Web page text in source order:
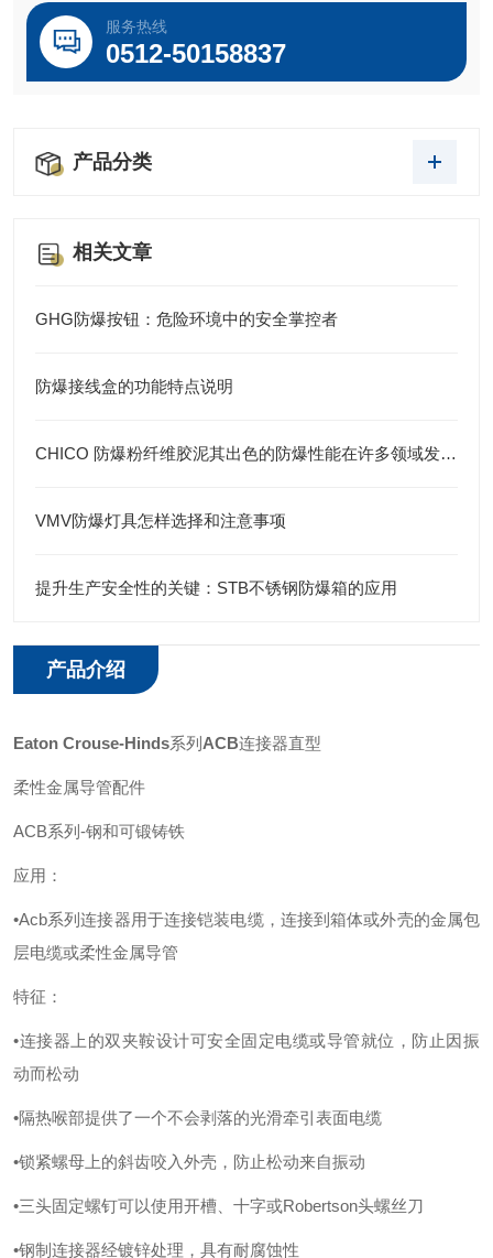
服务热线
0512-50158837
产品分类
相关文章
GHG防爆按钮：危险环境中的安全掌控者
防爆接线盒的功能特点说明
CHICO 防爆粉纤维胶泥其出色的防爆性能在许多领域发挥着重要的作用
VMV防爆灯具怎样选择和注意事项
提升生产安全性的关键：STB不锈钢防爆箱的应用
产品介绍
Eaton Crouse-Hinds系列 ACB连接器直型
柔性金属导管配件
ACB系列-钢和可锻铸铁
应用：
•Acb系列连接器用于连接铠装电缆，连接到箱体或外壳的金属包
层电缆或柔性金属导管
特征：
•连接器上的双夹鞍设计可安全固定电缆或导管就位，防止因振
动而松动
•隔热喉部提供了一个不会剥落的光滑牵引表面电缆
•锁紧螺母上的斜齿咬入外壳，防止松动来自振动
•三头固定螺钉可以使用开槽、十字或Robertson头螺丝刀
•钢制连接器经镀锌处理，具有耐腐蚀性